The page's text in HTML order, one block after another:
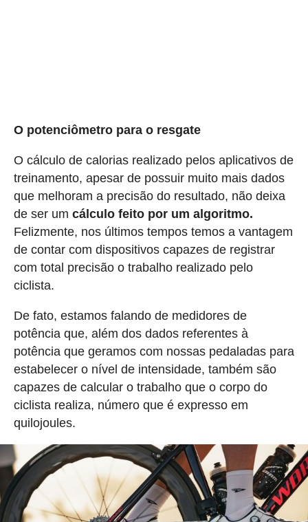
O potenciômetro para o resgate
O cálculo de calorias realizado pelos aplicativos de
treinamento, apesar de possuir muito mais dados
que melhoram a precisão do resultado, não deixa
de ser um cálculo feito por um algoritmo.
Felizmente, nos últimos tempos temos a vantagem
de contar com dispositivos capazes de registrar
com total precisão o trabalho realizado pelo
ciclista.
De fato, estamos falando de medidores de
potência que, além dos dados referentes à
potência que geramos com nossas pedaladas para
estabelecer o nível de intensidade, também são
capazes de calcular o trabalho que o corpo do
ciclista realiza, número que é expresso em
quilojoules.